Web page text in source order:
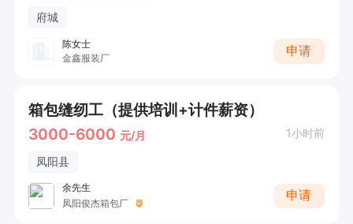
府城
陈女士
金鑫服装厂
申请
箱包缝纫工（提供培训+计件薪资）
3000-6000 元/月 1小时前
凤阳县
余先生
凤阳俊杰箱包厂
申请